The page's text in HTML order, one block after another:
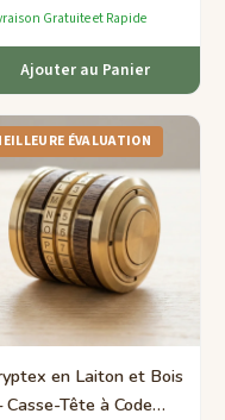
Gratuite et Rapide
Ajouter au Panier
ÉVALUATION
en Laiton et Bois
Tête à Code